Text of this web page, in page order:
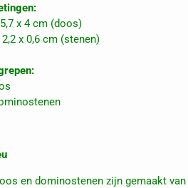
x 4 cm (doos)
2,2 x 0,6 cm (stenen)
en dominostenen zijn gemaakt